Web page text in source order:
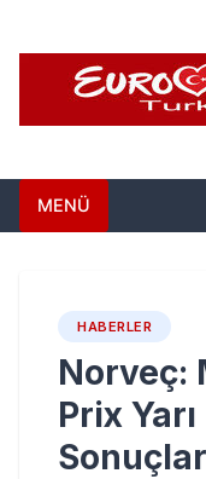
MENÜ
HABERLER
Norveç:
Prix